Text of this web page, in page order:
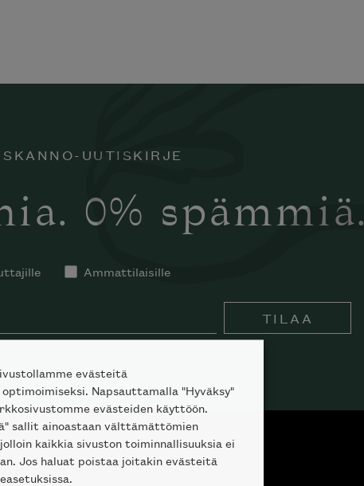
UUTISKIRJE
0% spämmiä.
Ammattilaisille
TILAA
evästeitä
Napsauttamalla "Hyväksy"
evästeiden käyttöön.
sallit ainoastaan välttämättömien
kaikkia sivuston toiminnallisuuksia ei
Jos haluat poistaa joitakin evästeitä